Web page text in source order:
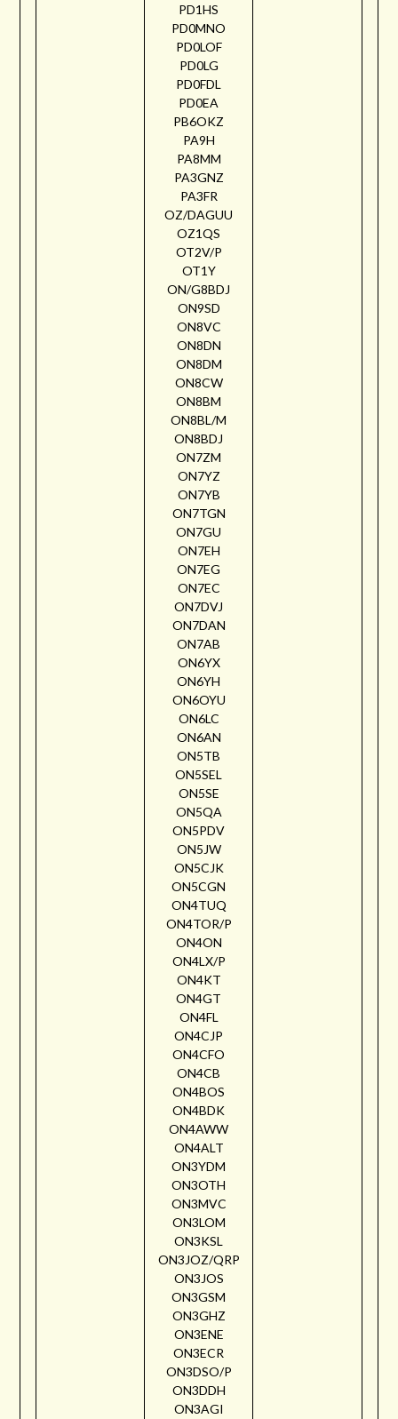
PD1HS
PD0MNO
PD0LOF
PD0LG
PD0FDL
PD0EA
PB6OKZ
PA9H
PA8MM
PA3GNZ
PA3FR
OZ/DAGUU
OZ1QS
OT2V/P
OT1Y
ON/G8BDJ
ON9SD
ON8VC
ON8DN
ON8DM
ON8CW
ON8BM
ON8BL/M
ON8BDJ
ON7ZM
ON7YZ
ON7YB
ON7TGN
ON7GU
ON7EH
ON7EG
ON7EC
ON7DVJ
ON7DAN
ON7AB
ON6YX
ON6YH
ON6OYU
ON6LC
ON6AN
ON5TB
ON5SEL
ON5SE
ON5QA
ON5PDV
ON5JW
ON5CJK
ON5CGN
ON4TUQ
ON4TOR/P
ON4ON
ON4LX/P
ON4KT
ON4GT
ON4FL
ON4CJP
ON4CFO
ON4CB
ON4BOS
ON4BDK
ON4AWW
ON4ALT
ON3YDM
ON3OTH
ON3MVC
ON3LOM
ON3KSL
ON3JOZ/QRP
ON3JOS
ON3GSM
ON3GHZ
ON3ENE
ON3ECR
ON3DSO/P
ON3DDH
ON3AGI